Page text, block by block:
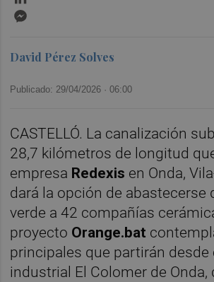
David Pérez Solves
Publicado: 29/04/2026 ·06:00
CASTELLÓ. La canalización
28,7 kilómetros de longitud
empresa Redexis en Onda,
dará la opción de abastecerse
verde a 42 compañías
proyecto Orange.bat
principales que partirán desde
industrial El Colomer de Onda,